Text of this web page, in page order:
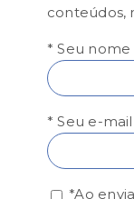
conteúdos,
* Seu nome
* Seu e-mail
*Ao